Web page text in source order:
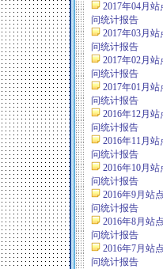
2017年04月站
问统计报告
2017年03月站
问统计报告
2017年02月站
问统计报告
2017年01月站
问统计报告
2016年12月站
问统计报告
2016年11月站
问统计报告
2016年10月站
问统计报告
2016年9月站
问统计报告
2016年8月站
问统计报告
2016年7月站
问统计报告